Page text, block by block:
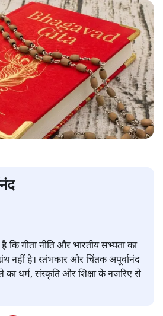
है कि गीता नीति और भारतीय सभ्यता का
नहीं है। स्तंभकार और चिंतक अपूर्वानंद
धर्म, संस्कृति और शिक्षा के नज़रिए से